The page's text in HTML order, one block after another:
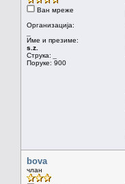
Ван мреже
Организација:
Име и презиме:
s.z.
Струка:
Поруке: 900
bova
члан